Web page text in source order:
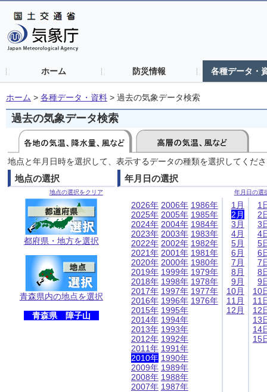
ホーム 防災情報 各種データ・
ホーム > 各種データ・資料 > 過去の気象データ検索
過去の気象データ検索
地点と年月日時を選択して、表示するデータの種類を選択してくだ
地点の選択
地点の選択をクリア
都府県・地方を選択
青森県内の地点を選択
青森県 障子山
年月日の選択
年月日の選
2026年
2025年
2024年
2023年
2022年
2021年
2020年
2019年
2018年
2017年
2016年
2015年
2014年
2013年
2012年
2011年
2010年
2009年
2008年
2007年
2006年
2005年
2004年
2003年
2002年
2001年
2000年
1999年
1998年
1997年
1996年
1995年
1994年
1993年
1992年
1991年
1990年
1989年
1988年
1987年
1986年
1985年
1984年
1983年
1982年
1981年
1980年
1979年
1978年
1977年
1976年
1月
2月
3月
4月
5月
6月
7月
8月
9月
10月
11月
12月
1
2
3
4
5
6
7
8
9
10
11
12
13
14
15